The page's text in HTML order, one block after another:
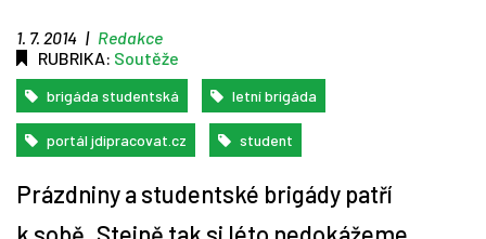
Studium
Rady
Seriály
1. 7. 2014 | Redakce
RUBRIKA: Soutěže
brigáda studentská letní brigáda
portál jdipracovat.cz student
Prázdniny a studentské brigády patří